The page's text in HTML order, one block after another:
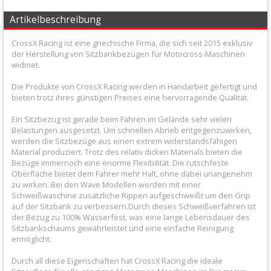
Filter
&
Schmierstoffe
/
Armaturen
Kühlung
Protection
Lenker
Artikelbeschreibung
CrossX Racing ist eine griechische Firma, die sich seit 2015 exklusiv
der Herstellung von Sitzbankbezügen für Motocross-Maschinen
widmet.
Die Produkte von CrossX Racing werden in Handarbeit gefertigt und
bieten trotz ihres günstigen Preises eine hervorragende Qualität.
Ein Sitzbezug ist gerade beim Fahren im Gelände sehr vielen
Belastungen ausgesetzt. Um schnellen Abrieb entgegenzuwirken,
werden die Sitzbezüge aus einen extrem widerstandsfähigen
Material produziert. Trotz des relativ dicken Materials bieten die
Bezüge immernoch eine enorme Flexibilität. Die rutschfeste
Oberfläche bietet dem Fahrer mehr Halt, ohne dabei unangenehm
zu wirken. Bei den Wave Modellen werden mit einer
Schweißwaschine zusätzliche Rippen aufgeschweißt um den Grip
auf der Sitzbank zu verbessern.Durch dieses Schweißverfahren ist
der Bezug zu 100% Wasserfest, was eine lange Lebensdauer des
Sitzbankschaums gewährleistet und eine einfache Reinigung
ermöglicht.
Durch all diese Eigenschaften hat CrossX Racing die ideale